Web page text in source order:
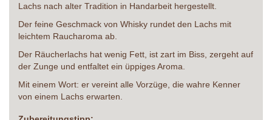
Lachs nach alter Tradition in Handarbeit hergestellt.
Der feine Geschmack von Whisky rundet den Lachs mit
leichtem Raucharoma ab.
Der Räucherlachs hat wenig Fett, ist zart im Biss, zergeht auf
der Zunge und entfaltet ein üppiges Aroma.
Mit einem Wort: er vereint alle Vorzüge, die wahre Kenner
von einem Lachs erwarten.